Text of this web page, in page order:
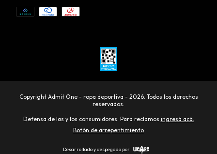
Copyright Admit One - ropa deportiva - 2026. Todos los derechos
reservados.
Defensa de las y los consumidores. Para reclamos ingresá acá.
Botón de arrepentimiento
Desarrollado y despegado por